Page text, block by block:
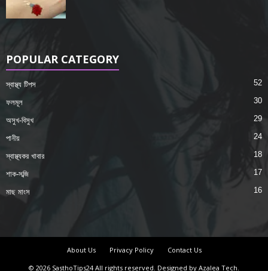
POPULAR CATEGORY
স্বাস্থ্য টিপস 52
ফলমূল 30
অসুখ-বিসুখ 29
পানীয় 24
স্বাস্থ্যকর খাবার 18
শাক-সব্জি 17
মাছ মাংস 16
About Us Privacy Policy
Contact Us
© 2026 SasthoTips24 All rights reserved. Designed by Azalea Tech.